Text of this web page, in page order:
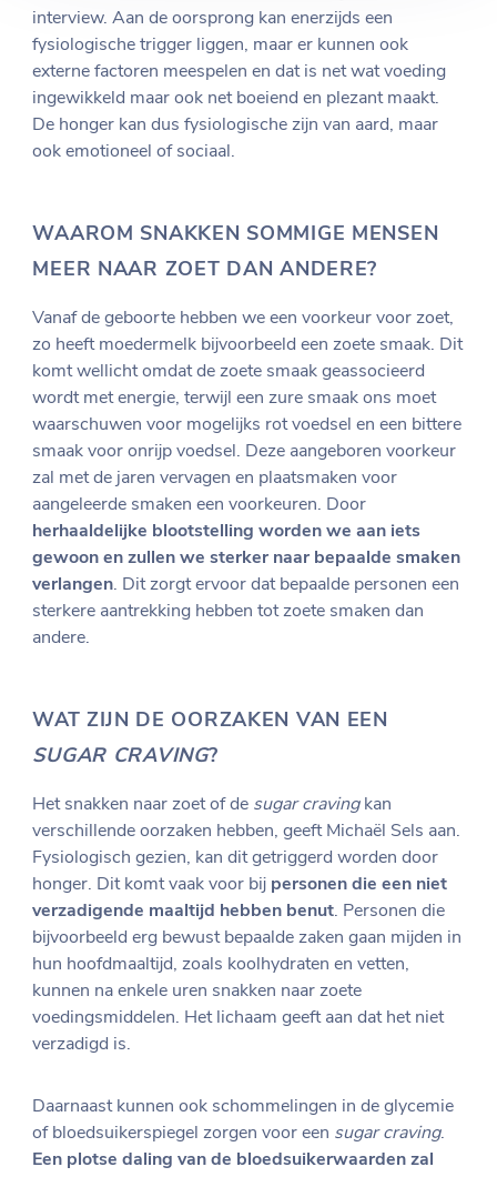
interview. Aan de oorsprong kan enerzijds een
fysiologische trigger liggen, maar er kunnen ook
externe factoren meespelen en dat is net wat voeding
ingewikkeld maar ook net boeiend en plezant maakt.
De honger kan dus fysiologische zijn van aard, maar
ook emotioneel of sociaal.
WAAROM SNAKKEN SOMMIGE MENSEN
MEER NAAR ZOET DAN ANDERE?
Vanaf de geboorte hebben we een voorkeur voor zoet,
zo heeft moedermelk bijvoorbeeld een zoete smaak. Dit
komt wellicht omdat de zoete smaak geassocieerd
wordt met energie, terwijl een zure smaak ons moet
waarschuwen voor mogelijks rot voedsel en een bittere
smaak voor onrijp voedsel. Deze aangeboren voorkeur
zal met de jaren vervagen en plaatsmaken voor
aangeleerde smaken een voorkeuren. Door
herhaaldelijke blootstelling worden we aan iets
gewoon en zullen we sterker naar bepaalde smaken
verlangen. Dit zorgt ervoor dat bepaalde personen een
sterkere aantrekking hebben tot zoete smaken dan
andere.
WAT ZIJN DE OORZAKEN VAN EEN
SUGAR CRAVING?
Het snakken naar zoet of de sugar cravingkan
verschillende oorzaken hebben, geeft Michaël Sels aan.
Fysiologisch gezien, kan dit getriggerd worden door
honger. Dit komt vaak voor bij personen die een niet
verzadigende maaltijd hebben benut. Personen die
bijvoorbeeld erg bewust bepaalde zaken gaan mijden in
hun hoofdmaaltijd, zoals koolhydraten en vetten,
kunnen na enkele uren snakken naar zoete
voedingsmiddelen. Het lichaam geeft aan dat het niet
verzadigd is.
Daarnaast kunnen ook schommelingen in de glycemie
of bloedsuikerspiegel zorgen voor een sugar craving.
Een plotse daling van de bloedsuikerwaarden zal